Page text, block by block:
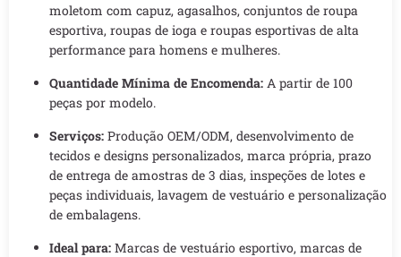
moletom com capuz, agasalhos, conjuntos de roupa
esportiva, roupas de ioga e roupas esportivas de alta
performance para homens e mulheres.
Quantidade Mínima de Encomenda: A partir de 100
peças por modelo.
Serviços: Produção OEM/ODM, desenvolvimento de
tecidos e designs personalizados, marca própria, prazo
de entrega de amostras de 3 dias, inspeções de lotes e
peças individuais, lavagem de vestuário e personalização
de embalagens.
Ideal para: Marcas de vestuário esportivo, marcas de